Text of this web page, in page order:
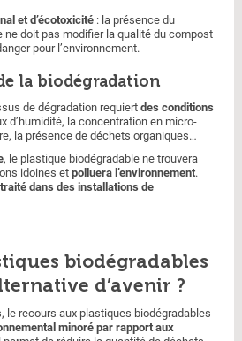
et d’écotoxicité: la présence du
ne doit pas modifier la qualité du compost
pour l’environnement.
la biodégradation
de dégradation requiert des conditions
d’humidité, la concentration en micro-
la présence de déchets organiques…
, le plastique biodégradable ne trouvera
idoines et polluera l’environnement.
traité dans des installations de
biodégradables
d’avenir ?
le recours aux plastiques biodégradables
minoré par rapport aux